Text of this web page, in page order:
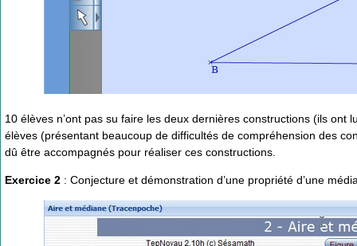
10 élèves n’ont pas su faire les deux dernières constructions (ils
élèves (présentant beaucoup de difficultés de compréhension des
dû être accompagnés pour réaliser ces constructions.
Exercice 2 : Conjecture et démonstration d’une propriété d’une